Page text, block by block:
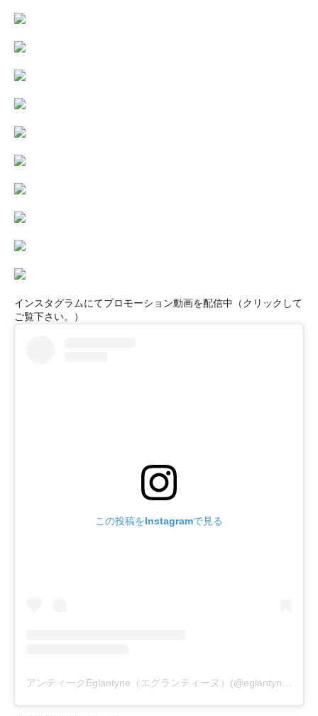
インスタグラムにてプロモーション動画を配信中（クリックして
ご覧下さい。）
この投稿をInstagramで見る